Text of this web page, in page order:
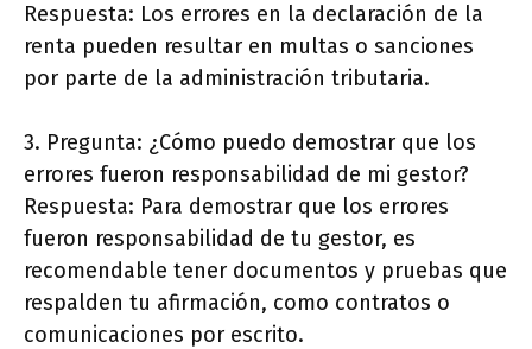
Respuesta: Los errores en la declaración de la
renta pueden resultar en multas o sanciones
por parte de la administración tributaria.
3. Pregunta: ¿Cómo puedo demostrar que los
errores fueron responsabilidad de mi gestor?
Respuesta: Para demostrar que los errores
fueron responsabilidad de tu gestor, es
recomendable tener documentos y pruebas que
respalden tu afirmación, como contratos o
comunicaciones por escrito.